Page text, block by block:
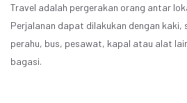
Travel adalah pergerakan orang antar
Perjalanan dapat dilakukan dengan kaki,
perahu, bus, pesawat, kapal atau alat
bagasi.